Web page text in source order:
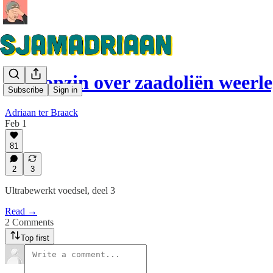
Subscribe Sign in
Alle onzin over zaadoliën
Adriaan ter Braack
Feb 1
81
2 3
Ultrabewerkt voedsel, deel 3
Read →
2 Comments
Top first